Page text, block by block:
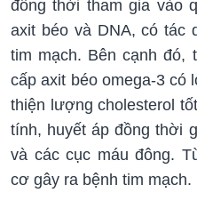
đồng thời tham gia vào
axit béo và DNA, có tác
tim mạch. Bên cạnh đó,
cấp axit béo omega-3 có
thiện lượng cholesterol
tính, huyết áp đồng thời
và các cục máu đông.
cơ gây ra bệnh tim mạch.